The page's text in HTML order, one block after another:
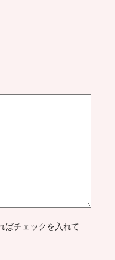
ばチェックを入れて